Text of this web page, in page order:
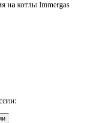
на котлы Immergas